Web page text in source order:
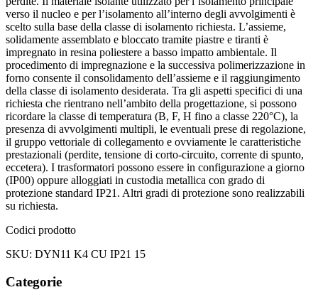
verso il nucleo e per l’isolamento all’interno degli avvolgimenti è
scelto sulla base della classe di isolamento richiesta. L’assieme,
solidamente assemblato e bloccato tramite piastre e tiranti è
impregnato in resina poliestere a basso impatto ambientale. Il
procedimento di impregnazione e la successiva polimerizzazione in
forno consente il consolidamento dell’assieme e il raggiungimento
della classe di isolamento desiderata. Tra gli aspetti specifici di una
richiesta che rientrano nell’ambito della progettazione, si possono
ricordare la classe di temperatura (B, F, H fino a classe 220°C), la
presenza di avvolgimenti multipli, le eventuali prese di regolazione,
il gruppo vettoriale di collegamento e ovviamente le caratteristiche
prestazionali (perdite, tensione di corto-circuito, corrente di spunto,
eccetera). I trasformatori possono essere in configurazione a giorno
(IP00) oppure alloggiati in custodia metallica con grado di
protezione standard IP21. Altri gradi di protezione sono realizzabili
su richiesta.
Codici prodotto
SKU: DYN11 K4 CU IP21 15
Categorie